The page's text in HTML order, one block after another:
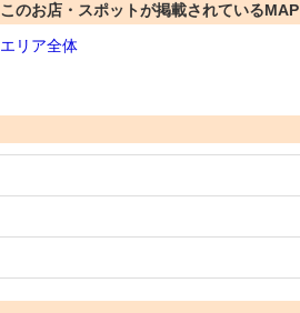
このお店・スポットが掲載されているMAP
エリア全体